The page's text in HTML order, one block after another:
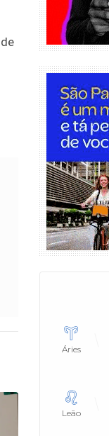
Áries
Leão